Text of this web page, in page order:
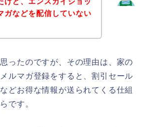
ガなどを配信していない
ったのですが、その理由は、家の
ルマガ登録をすると、割引セール
どお得な情報が送られてくる仕組
です。